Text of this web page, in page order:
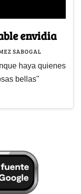
envidia
SABOGAL
haya quienes
bellas"